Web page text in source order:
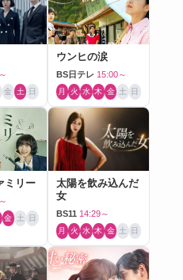
金 土 日
ウンヒの涙
BS日テレ 15:00～
月 火 水 木 金 土 日
ミリー
金 土 日
太陽を飲み込んだ
女
BS11 14:29～
月 火 水 木 金 土 日